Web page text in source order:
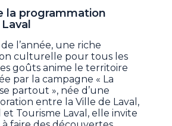
la programmation
l’année, une riche
culturelle pour tous les
goûts anime le territoire
par la campagne « La
partout », née d’une
entre la Ville de Laval,
Tourisme Laval, elle invite